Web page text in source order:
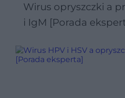
Wirus opryszczki a
i IgM [Porada